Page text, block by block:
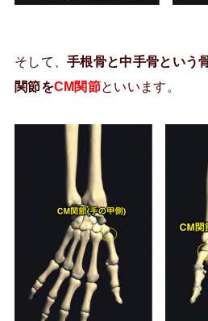
そして、手根骨と中手骨という
関節をCM関節といいます。